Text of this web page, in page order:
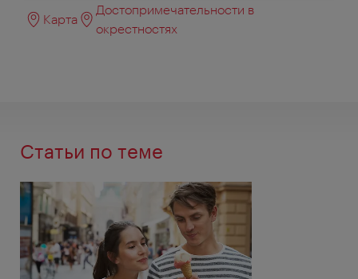
Карта
Достопримечательности в
окрестностях
Статьи по теме